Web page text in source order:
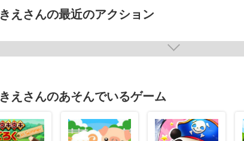
きえさんの最近のアクション
きえさんのあそんでいるゲーム